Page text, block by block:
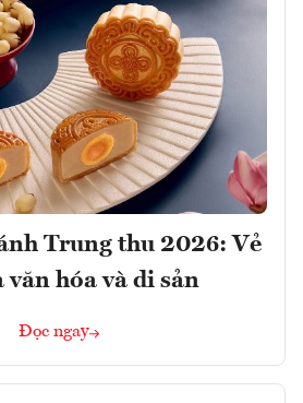
Trung thu 2026: Vẻ
văn hóa và di sản
Đọc ngay